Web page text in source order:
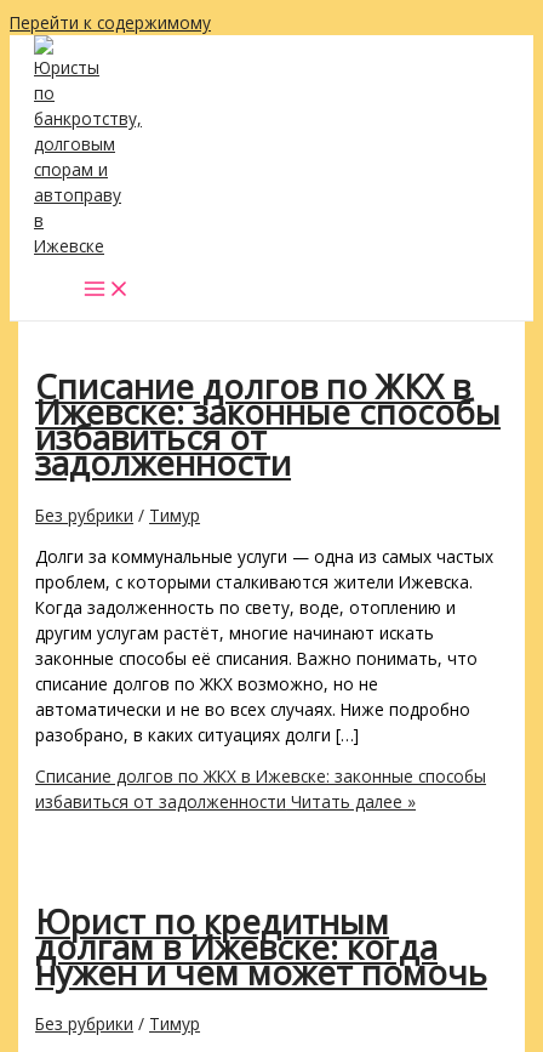
Перейти к содержимому
Списание долгов по ЖКХ в
Ижевске: законные способы
избавиться от
задолженности
Без рубрики / Тимур
Долги за коммунальные услуги — одна из самых частых
проблем, с которыми сталкиваются жители Ижевска.
Когда задолженность по свету, воде, отоплению и
другим услугам растёт, многие начинают искать
законные способы её списания. Важно понимать, что
списание долгов по ЖКХ возможно, но не
автоматически и не во всех случаях. Ниже подробно
разобрано, в каких ситуациях долги […]
Списание долгов по ЖКХ в Ижевске: законные способы
избавиться от задолженности Читать далее »
Юрист по кредитным
долгам в Ижевске: когда
нужен и чем может помочь
Без рубрики / Тимур